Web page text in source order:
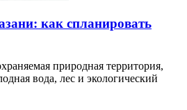
как спланировать
природная территория,
вода, лес и экологический